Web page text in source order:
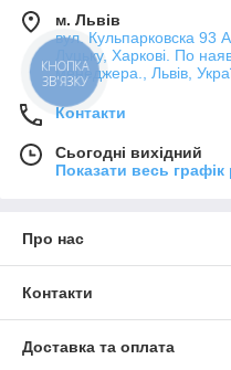
м. Львів
вул. Кульпарковска 93
Луцьку, Харкові. По
менеджера., Львів,
Контакти
Сьогодні вихідний
Показати весь графік
Про нас
Контакти
Доставка та оплата
КНОПКА
ЗВ'ЯЗКУ